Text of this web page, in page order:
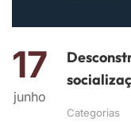
17
junho
Categorias